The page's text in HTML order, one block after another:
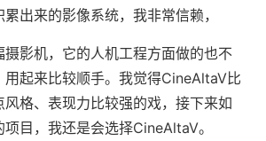
出来的影像系统，我非常信赖，
影机，它的人机工程方面做的也不
用起来比较顺手。我觉得CineAltaV比
格、表现力比较强的戏，接下来如
目，我还是会选择CineAltaV。